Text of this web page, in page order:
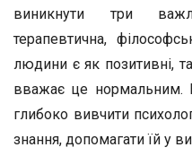
виникнути три
терапевтична,
людини є як позитивні,
вважає це нормальним.
глибоко вивчити
знання, допомагати їй у